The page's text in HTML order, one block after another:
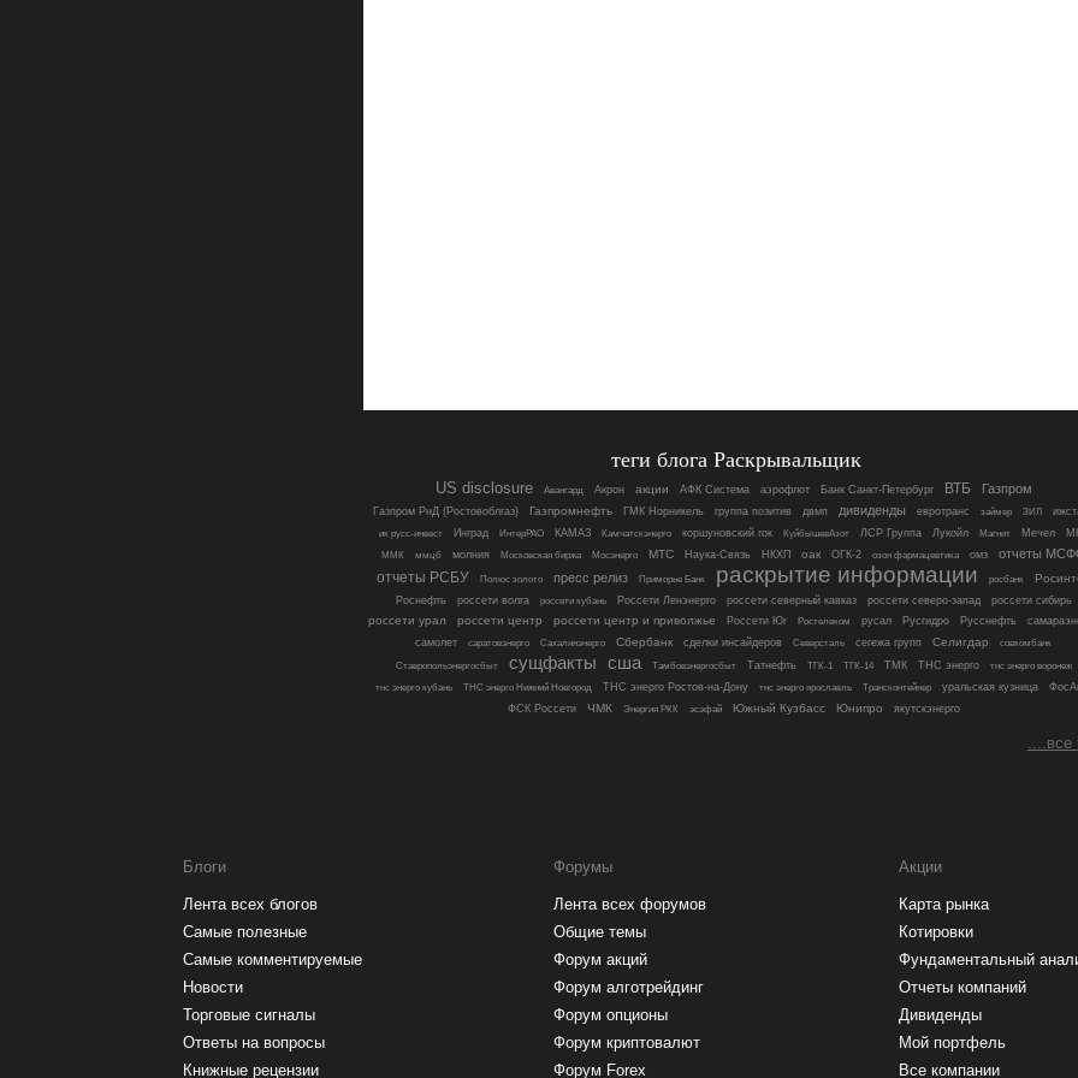
теги блога Раскрывальщик
US disclosure Авангард Акрон акции АФК Система аэрофлот Банк Санкт-Петербург ВТБ Газпром
Газпром РнД (Ростовоблгаз) Газпромнефть ГМК Норникель группа позитив двмп дивиденды евротранс займер ЗИЛ
ик русс-инвест
Инград ИнтерРАО КАМАЗ Камчатскэнерго коршуновский гок КуйбышевАзот ЛСР Группа Лукойл Магнит Мечел
ММК ммцб молния Московская биржа Мосэнерго МТС Наука-Связь НКХП оак ОГК-2 озон фармацевтика омз отчеты
отчеты РСБУ Полюс золото пресс релиз Приморье Банк раскрытие информации росбанк
Роснефть россети волга россети кубань Россети Ленэнерго россети северный кавказ россети северо-запад россети сибирь
россети урал россети центр россети центр и приволжье Россети Юг Ростелеком русал Русгидро Русснефть
самолет
саратовэнерго Сахалинэнерго Сбербанк сделки инсайдеров Северсталь сегежа групп Селигдар совкомбанк
Ставропольэнергосбыт сущфакты сша Тамбовэнергосбыт Татнефть ТГК-1 ТГК-14 ТМК ТНС энерго
тнс энерго воронеж
тнс энерго кубань
ТНС энерго Нижний Новгород ТНС энерго Ростов-на-Дону тнс энерго ярославль Трансконтейнер уральская кузница
ФСК Россети
ЧМК Энергия РКК эсэфай Южный Кузбасс Юнипро якутскэнерго
....все
Блоги
Лента всех блогов
Самые полезные
Самые комментируемые
Новости
Торговые сигналы
Ответы на вопросы
Книжные рецензии
Форумы
Лента всех форумов
Общие темы
Форум акций
Форум алготрейдинг
Форум опционы
Форум криптовалют
Форум Forex
Акции
Карта рынка
Котировки
Фундаментальный
Отчеты компаний
Дивиденды
Мой портфель
Все компании